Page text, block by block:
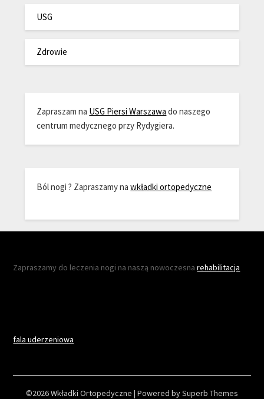
USG
Zdrowie
Zapraszam na USG Piersi Warszawa do naszego
centrum medycznego przy Rydygiera.
Ból nogi ? Zapraszamy nawkładki ortopedyczne
Zapraszamy do leczenia nogi na naszą nowoczesnarehabilitacja
fala uderzeniowa
©2026 Wkładki Ortopedyczne | Powered bySuperb Themes